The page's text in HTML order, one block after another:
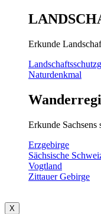
Erkunde
Naturdenkmal
Erkunde Sachsens
Erzgebirge
Sächsische
Vogtland
Zittauer Gebirge
X